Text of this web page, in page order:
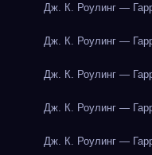
Дж. К. Роулинг —
Дж. К. Роулинг —
Дж. К. Роулинг —
Дж. К. Роулинг —
Дж. К. Роулинг —